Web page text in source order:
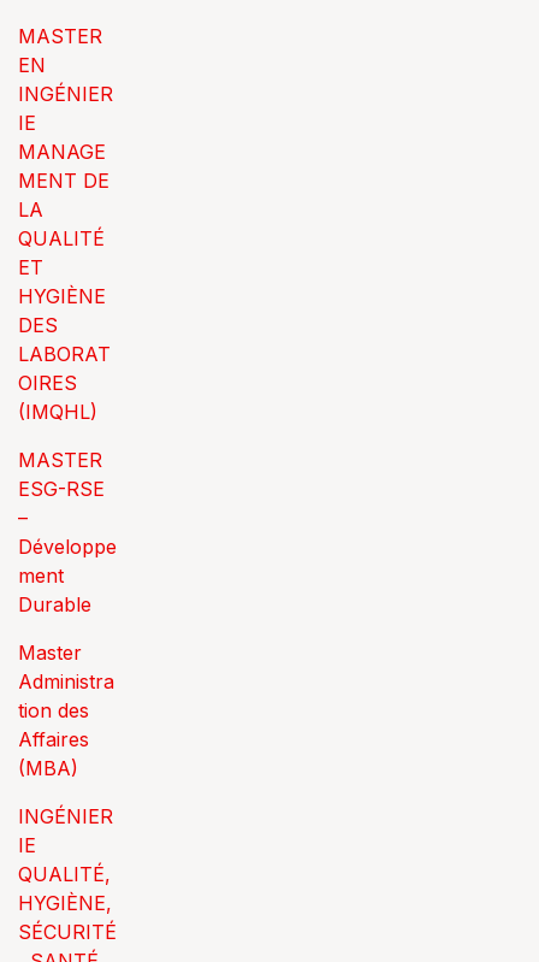
MASTER
EN
INGÉNIER
IE
MANAGE
MENT DE
LA
QUALITÉ
ET
HYGIÈNE
DES
LABORAT
OIRES
(IMQHL)
MASTER
ESG-RSE
–
Développe
ment
Durable
Master
Administra
tion des
Affaires
(MBA)
INGÉNIER
IE
QUALITÉ,
HYGIÈNE,
SÉCURITÉ